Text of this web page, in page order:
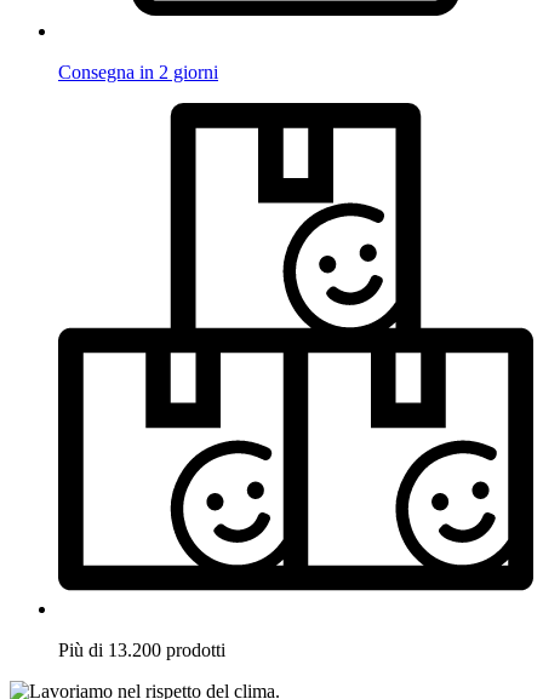
Consegna in 2 giorni
Più di 13.200 prodotti